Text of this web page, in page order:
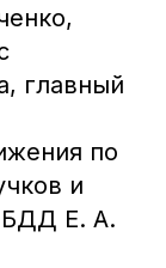
главный
по
и
Е. А.